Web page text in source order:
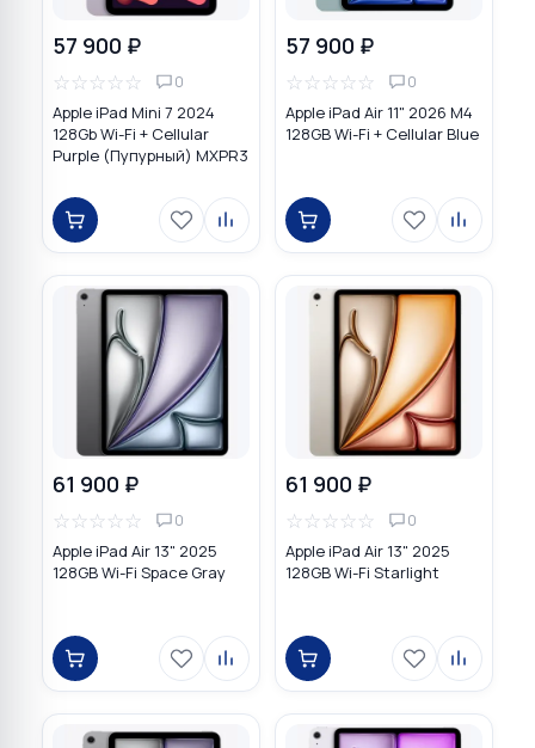
57 900 ₽
☆☆☆☆☆ 0
Apple iPad Mini 7 2024
128Gb Wi-Fi + Cellular
Purple (Пупурный) MXPR3
57 900 ₽
☆☆☆☆☆ 0
Apple iPad Air 11" 2026 M4
128GB Wi-Fi + Cellular Blue
61 900 ₽
☆☆☆☆☆ 0
Apple iPad Air 13" 2025
128GB Wi-Fi Space Gray
61 900 ₽
☆☆☆☆☆ 0
Apple iPad Air 13" 2025
128GB Wi-Fi Starlight